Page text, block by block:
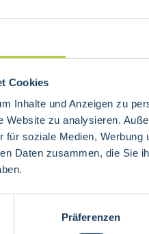
Cookies
Inhalte und Anzeigen zu
Website zu analysieren.
für soziale Medien,
Daten zusammen, die Sie
Präferenzen
Krummdarm) und
mit Hilfe
Eiweisse werden
zu
mit Hilfe der
emulgiert um dann
in Glycerin
gelangen so zur Leber.